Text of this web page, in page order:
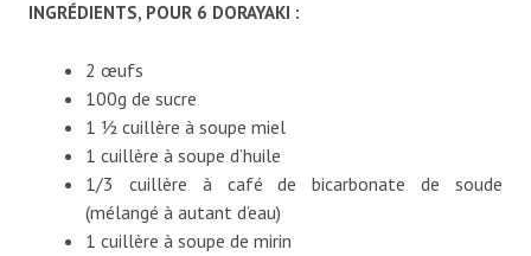
INGRÉDIENTS, POUR 6 DORAYAKI :
2 œufs
100g de sucre
1 ½ cuillère à soupe miel
1 cuillère à soupe d’huile
1/3 cuillère à café de bicarbonate de soude
(mélangé à autant d’eau)
1 cuillère à soupe de mirin